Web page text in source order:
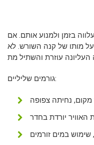
בזמן ולמנוע אותם. אם
על מותו של קנה השורש. לא
גורמים שליליים: